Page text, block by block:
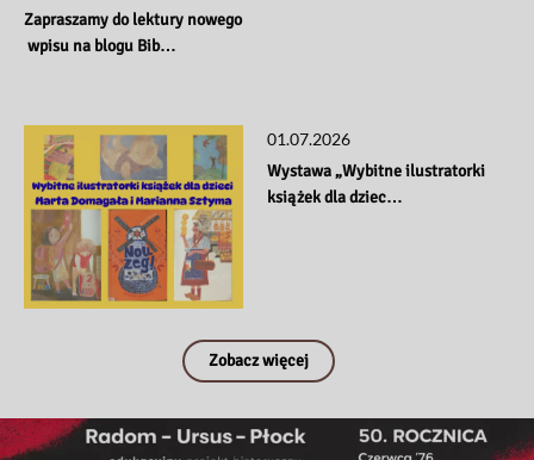
Zapraszamy do lektury nowego
wpisu na blogu Bib…
01.07.2026
Wystawa „Wybitne ilustratorki
książek dla dziec…
Zobacz więcej